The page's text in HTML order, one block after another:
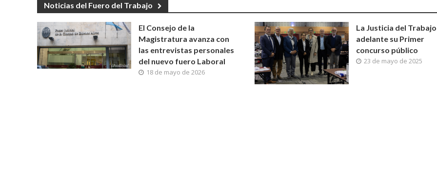
Noticias del Fuero del Trabajo
El Consejo de la
Magistratura avanza con
las entrevistas personales
del nuevo fuero Laboral
18 de mayo de 2026
La Justicia del
adelante su Primer
concurso público
23 de mayo de 2025